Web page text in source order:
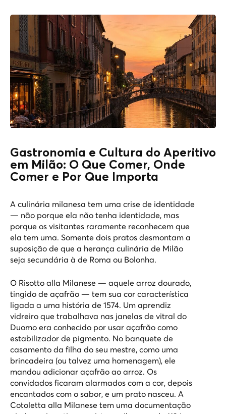
Gastronomia e Cultura do Aperitivo
em Milão: O Que Comer, Onde
Comer e Por Que Importa
A culinária milanesa tem uma crise de identidade
— não porque ela não tenha identidade, mas
porque os visitantes raramente reconhecem que
ela tem uma. Somente dois pratos desmontam a
suposição de que a herança culinária de Milão
seja secundária à de Roma ou Bolonha.
O Risotto alla Milanese — aquele arroz dourado,
tingido de açafrão — tem sua cor característica
ligada a uma história de 1574. Um aprendiz
vidreiro que trabalhava nas janelas de vitral do
Duomo era conhecido por usar açafrão como
estabilizador de pigmento. No banquete de
casamento da filha do seu mestre, como uma
brincadeira (ou talvez uma homenagem), ele
mandou adicionar açafrão ao arroz. Os
convidados ficaram alarmados com a cor, depois
encantados com o sabor, e um prato nasceu. A
Cotoletta alla Milanese tem uma documentação